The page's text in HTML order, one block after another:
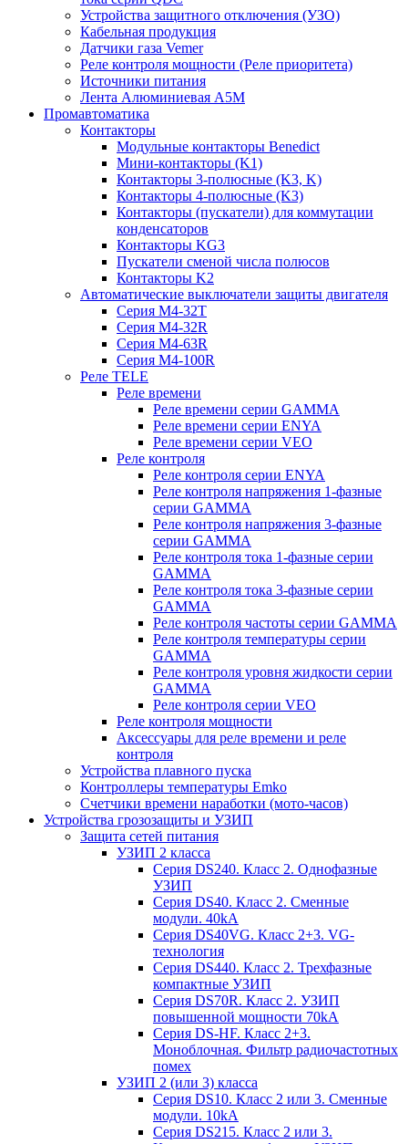
Устройства защитного отключения (УЗО)
Кабельная продукция
Датчики газа Vemer
Реле контроля мощности (Реле приоритета)
Источники питания
Лента Алюминиевая А5М
Промавтоматика
Контакторы
Модульные контакторы Benedict
Мини-контакторы (K1)
Контакторы 3-полюсные (K3, K)
Контакторы 4-полюсные (K3)
Контакторы (пускатели) для коммутации
конденсаторов
Контакторы KG3
Пускатели сменой числа полюсов
Контакторы K2
Автоматические выключатели защиты двигателя
Серия M4-32T
Серия M4-32R
Серия M4-63R
Серия M4-100R
Реле TELE
Реле времени
Реле времени серии GAMMA
Реле времени серии ENYA
Реле времени серии VEO
Реле контроля
Реле контроля серии ENYA
Реле контроля напряжения 1-фазные
серии GAMMA
Реле контроля напряжения 3-фазные
серии GAMMA
Реле контроля тока 1-фазные серии
GAMMA
Реле контроля тока 3-фазные серии
GAMMA
Реле контроля частоты серии GAMMA
Реле контроля температуры серии
GAMMA
Реле контроля уровня жидкости серии
GAMMA
Реле контроля серии VEO
Реле контроля мощности
Аксессуары для реле времени и реле
контроля
Устройства плавного пуска
Контроллеры температуры Emko
Счетчики времени наработки (мото-часов)
Устройства грозозащиты и УЗИП
Защита сетей питания
УЗИП 2 класса
Серия DS240. Класс 2. Однофазные
УЗИП
Серия DS40. Класс 2. Сменные
модули. 40kA
Серия DS40VG. Класс 2+3. VG-
технология
Серия DS440. Класс 2. Трехфазные
компактные УЗИП
Серия DS70R. Класс 2. УЗИП
повышенной мощности 70kA
Серия DS-HF. Класс 2+3.
Моноблочная. Фильтр радиочастотных
помех
УЗИП 2 (или 3) класса
Серия DS10. Класс 2 или 3. Сменные
модули. 10kA
Серия DS215. Класс 2 или 3.